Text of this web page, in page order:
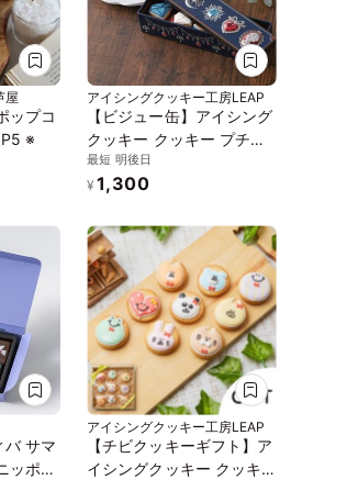
屋
ップコ
※
アイシングクッキー工房LEAP
【ビジュー缶】アイシング
クッキー クッキー プチギ
フト 贈り物 おやつ お茶菓
子 かわいい お菓子 ダイヤ
最短 明後日
¥ 1,300
バ サマ
ッポン
アイシングクッキー工房LEAP
【チビクッキーギフト】ア
イシングクッキー クッキ